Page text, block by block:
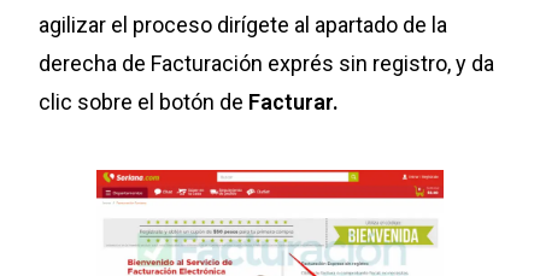
agilizar el proceso dirígete al apartado de la
derecha de Facturación exprés sin registro, y da
clic sobre el botón de Facturar.